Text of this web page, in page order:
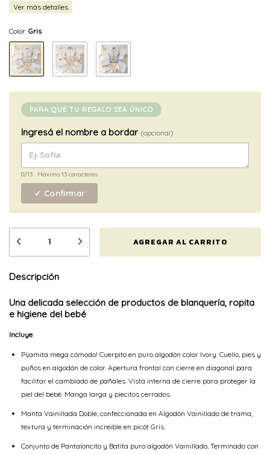
Ver más detalles
Color: Gris
PARA QUE TU REGALO SEA ÚNICO
Ingresá el nombre a bordar (opcional)
0/13 · Máximo 13 caracteres.
✓ Confirmar
Descripción
Una delicada selección de productos de blanquería, ropita
e higiene del bebé
Incluye
Pijamita mega cómodo! Cuerpito en puro algodón color Ivory. Cuello, pies y
puños en algodón de color. Apertura frontal con cierre en diagonal para
facilitar el cambiado de pañales. Vista interna de cierre para proteger la
piel del bebé. Manga larga y piecitos cerrados.
Manta Vainillada Doble, confeccionada en Algodón Vainillado de trama,
textura y terminación increible en picót Gris.
Conjunto de Pantaloncito y Batita puro algodón Vainillado. Terminado con